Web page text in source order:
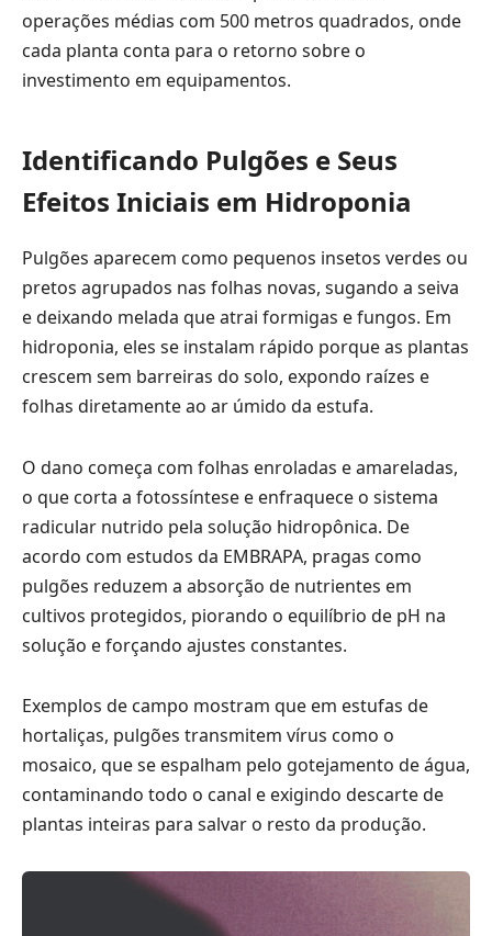
operações médias com 500 metros quadrados, onde
cada planta conta para o retorno sobre o
investimento em equipamentos.
Identificando Pulgões e Seus
Efeitos Iniciais em Hidroponia
Pulgões aparecem como pequenos insetos verdes ou
pretos agrupados nas folhas novas, sugando a seiva
e deixando melada que atrai formigas e fungos. Em
hidroponia, eles se instalam rápido porque as plantas
crescem sem barreiras do solo, expondo raízes e
folhas diretamente ao ar úmido da estufa.
O dano começa com folhas enroladas e amareladas,
o que corta a fotossíntese e enfraquece o sistema
radicular nutrido pela solução hidropônica. De
acordo com estudos da EMBRAPA, pragas como
pulgões reduzem a absorção de nutrientes em
cultivos protegidos, piorando o equilíbrio de pH na
solução e forçando ajustes constantes.
Exemplos de campo mostram que em estufas de
hortaliças, pulgões transmitem vírus como o
mosaico, que se espalham pelo gotejamento de água,
contaminando todo o canal e exigindo descarte de
plantas inteiras para salvar o resto da produção.